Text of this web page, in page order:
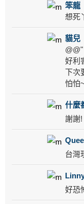
笨龍
想死
貓兒
@@"
好利
下次
怕怕
什麼
謝謝!
台灣
好恐